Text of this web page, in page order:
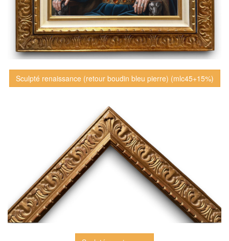
Sculpté renaissance (retour boudin bleu pierre) (mlc45+15%)